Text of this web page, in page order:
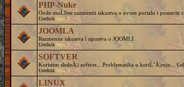
PHP-Nuke
Ovde moĹľete razmeniti iskustva o ovom portalu i postaviti
Urednik lepa_S
JOOMLA
Razmenite iskustva i upustva o JOOMLI
Urednik lepa_S
SOFTVER
Koristim sledeĂ¦i softver... Problematika u koriĹˇĂ¦enju...
Urednik lepa_S
LINUX